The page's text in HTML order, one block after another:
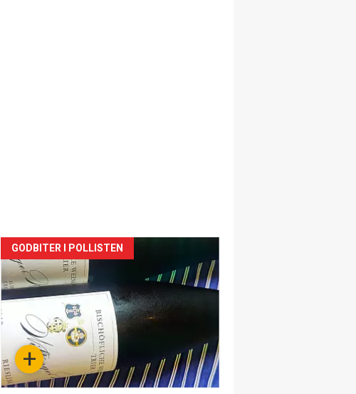
Forsiden
akkurat
nå
3 +
GODBITER I POLLISTEN